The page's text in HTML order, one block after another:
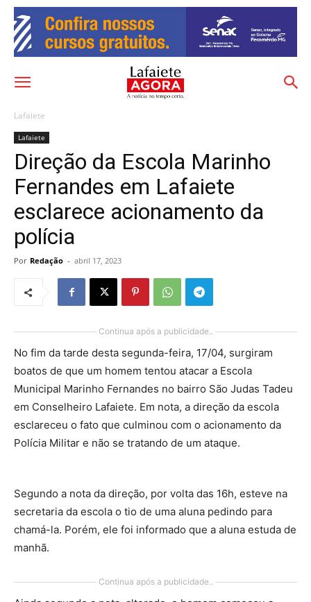
Lafaiete
Lafaiete
Direção da Escola Marinho
Fernandes em Lafaiete
esclarece acionamento da
polícia
Por Redação - abril 17, 2023
Continua após a publicidade..
No fim da tarde desta segunda-feira, 17/04, surgiram
boatos de que um homem tentou atacar a Escola
Municipal Marinho Fernandes no bairro São Judas Tadeu
em Conselheiro Lafaiete. Em nota, a direção da escola
esclareceu o fato que culminou com o acionamento da
Polícia Militar e não se tratando de um ataque.
Segundo a nota da direção, por volta das 16h, esteve na
secretaria da escola o tio de uma aluna pedindo para
chamá-la. Porém, ele foi informado que a aluna estuda de
manhã.
Continua após a publicidade..